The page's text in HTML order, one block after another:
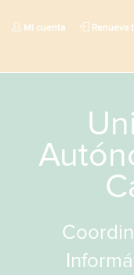
Mi cuenta Renueva